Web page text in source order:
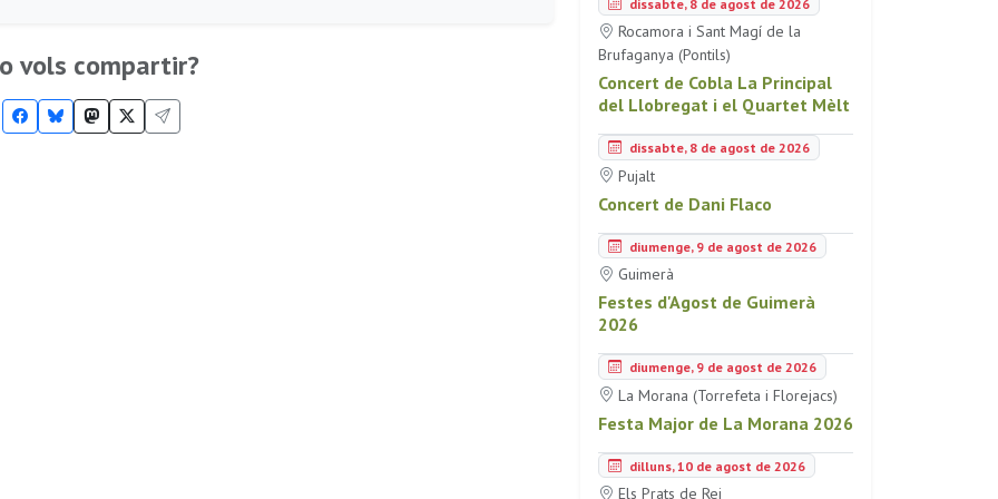
vols compartir?
Rocamora i Sant Magí de la
Brufaganya (Pontils)
Concert de Cobla La Principal
del Llobregat i el Quartet Mèlt
dissabte, 8 de agost de 2026
Pujalt
Concert de Dani Flaco
diumenge, 9 de agost de 2026
Guimerà
Festes d'Agost de Guimerà
2026
diumenge, 9 de agost de 2026
La Morana (Torrefeta i Florejacs)
Festa Major de La Morana 2026
dilluns, 10 de agost de 2026
Els Prats de Rei